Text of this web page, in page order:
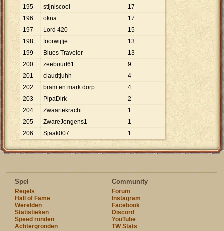
195
stijniscool
17
196
okna
17
197
Lord 420
15
198
foorwijfje
13
199
Blues Traveler
13
200
zeebuurt61
9
201
claudtjuhh
4
202
bram en mark dorp
4
203
PipaDirk
2
204
Zwaartekracht
1
205
ZwareJongens1
1
206
Sjaak007 1
Spel
Regels
Hall of Fame
Werelden
Statistieken
Speed ronden
Achtergronden
Community
Forum
Instagram
Facebook
Discord
YouTube
TW Stats